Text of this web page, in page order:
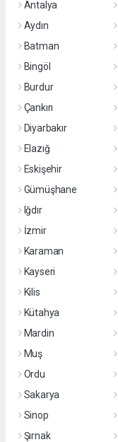
Antalya
Aydın
Batman
Bingöl
Burdur
Çankırı
Diyarbakır
Elazığ
Eskişehir
Gümüşhane
Iğdır
İzmir
Karaman
Kayseri
Kilis
Kütahya
Mardin
Muş
Ordu
Sakarya
Sinop
Şırnak